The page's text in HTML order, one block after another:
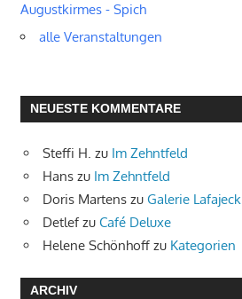
Augustkirmes - Spich
alle Veranstaltungen
NEUESTE KOMMENTARE
Steffi H. zu Im Zehntfeld
Hans zu Im Zehntfeld
Doris Martens zu Galerie Lafajeck
Detlefzu Café Deluxe
Helene Schönhoff zu Kategorien
ARCHIV